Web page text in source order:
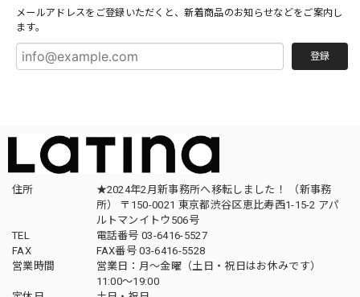
メールアドレスをご登録いただくと、新着商品のお知らせなどをご案内し
ます。
登録
住所
★2024年2月新事務所へ移転しました！ （新事務
所） 〒150-0021 東京都渋谷区恵比寿西1-15-2 アパ
ルトマンイトウ506号
TEL
電話番号 03-6416-5527
FAX
FAX番号 03-6416-5528
営業時間
営業日：月〜金曜（土日・祝日はお休みです）
11:00〜19:00